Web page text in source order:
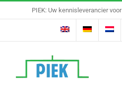
naar
PIEK: Uw kennisleverancier